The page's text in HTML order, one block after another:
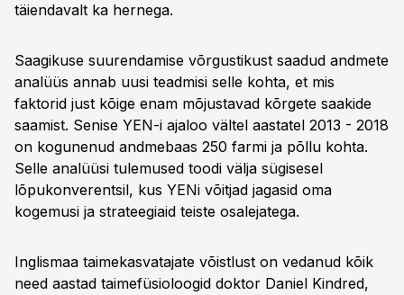
täiendavalt ka hernega.
Saagikuse suurendamise võrgustikust saadud andmete
analüüs annab uusi teadmisi selle kohta, et mis
faktorid just kõige enam mõjustavad kõrgete saakide
saamist. Senise YEN-i ajaloo vältel aastatel 2013 - 2018
on kogunenud andmebaas 250 farmi ja põllu kohta.
Selle analüüsi tulemused toodi välja sügisesel
lõpukonverentsil, kus YENi võitjad jagasid oma
kogemusi ja strateegiaid teiste osalejatega.
Inglismaa taimekasvatajate võistlust on vedanud kõik
need aastad taimefüsioloogid doktor Daniel Kindred,